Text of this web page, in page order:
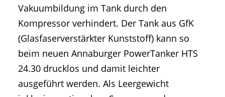
Vakuumbildung im Tank durch den
Kompressor verhindert. Der Tank aus GfK
(Glasfaserverstärkter Kunststoff) kann so
beim neuen Annaburger PowerTanker HTS
24.30 drucklos und damit leichter
ausgeführt werden. Als Leergewicht